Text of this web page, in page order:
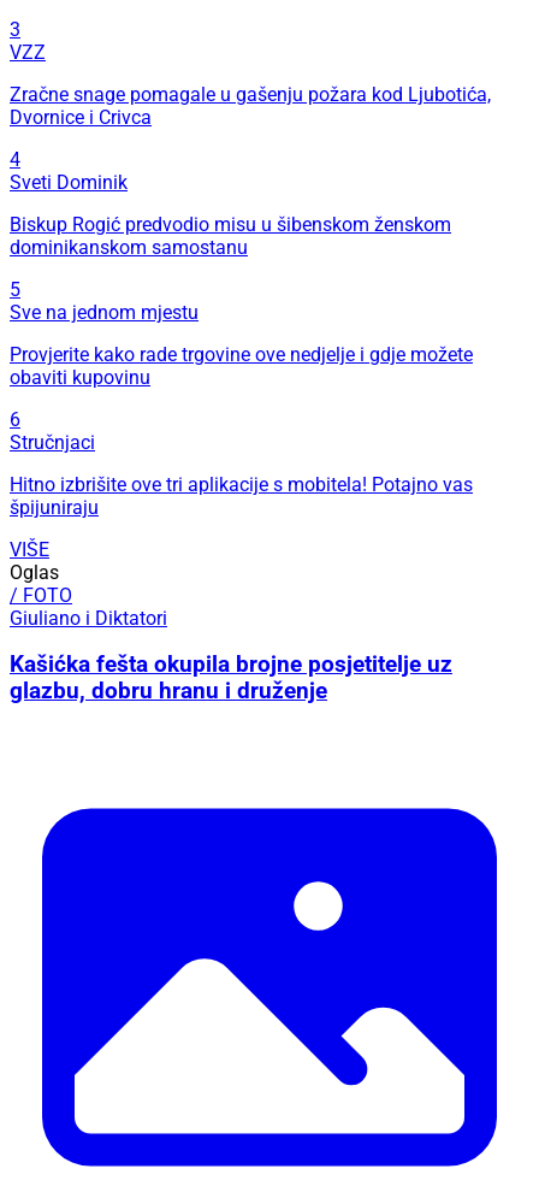
3
VZZ
Zračne snage pomagale u gašenju požara kod Ljubotića,
Dvornice i Crivca
4
Sveti Dominik
Biskup Rogić predvodio misu u šibenskom ženskom
dominikanskom samostanu
5
Sve na jednom mjestu
Provjerite kako rade trgovine ove nedjelje i gdje možete
obaviti kupovinu
6
Stručnjaci
Hitno izbrišite ove tri aplikacije s mobitela! Potajno vas
špijuniraju
VIŠE
Oglas
/ FOTO
Giuliano i Diktatori
Kašićka fešta okupila brojne posjetitelje uz
glazbu, dobru hranu i druženje